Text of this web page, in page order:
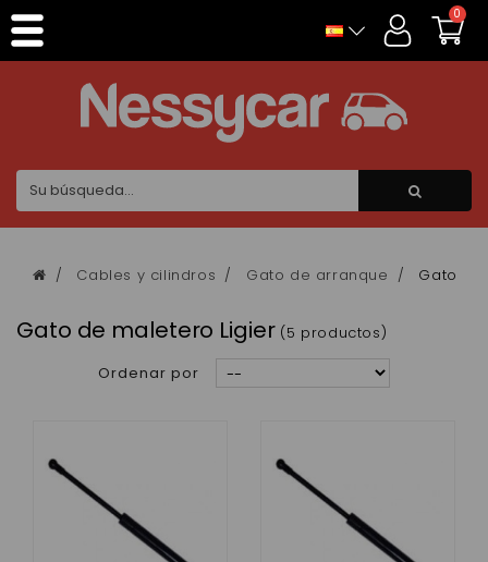
0
Cables y cilindros Gato de arranque Gato de
Gato de maletero Ligier (5 productos)
Ordenar por
Panel de gestión de cookies